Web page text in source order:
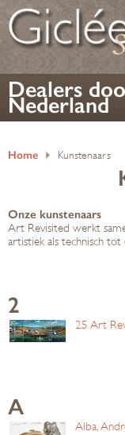
Dealers
Nederland
Home Kunstenaars
Onze kunstenaars
Art Revisited werkt
artistiek als technisch
2
25 Art
A
Alba,